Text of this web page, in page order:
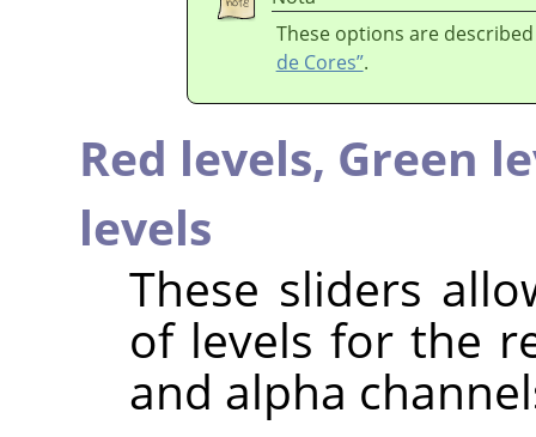
These options are
de Cores”.
Red levels, Green
levels
These sliders
of levels for the
and alpha